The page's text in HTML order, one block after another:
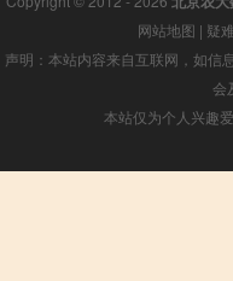
网站地图 | 疑
声明：本站内容来自互联网，如信
会
本站仅为个人兴趣